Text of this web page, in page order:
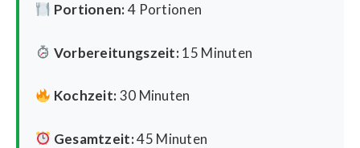
Portionen:4 Portionen
Vorbereitungszeit:15 Minuten
Kochzeit:30 Minuten
Gesamtzeit:45 Minuten